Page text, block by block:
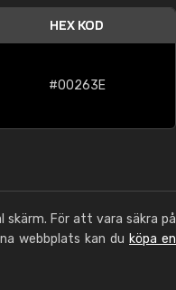
HEX KOD
#00263E
För att vara säkra på
webbplats kan du köpa en